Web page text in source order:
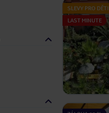
SLEVY PRO DĚTI
LAST MINUTE